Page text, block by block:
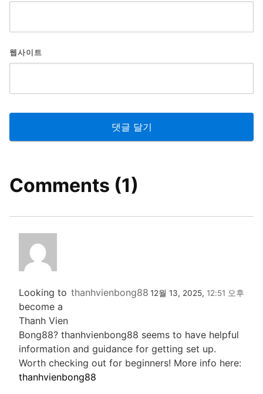
웹사이트
Comments (1)
thanhvienbong88 12월 13, 2025, 12:51 오후
Looking to
become a
Thanh Vien
Bong88? thanhvienbong88 seems to have helpful
information and guidance for getting set up.
Worth checking out for beginners! More info here:
thanhvienbong88